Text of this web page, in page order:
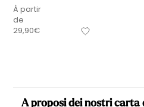
À partir
de
29,90€
A proposi dei nostri carta